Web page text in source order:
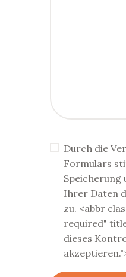
Durch die
Formulars
Speicherung
Ihrer Daten
zu. <abbr
required"
dieses